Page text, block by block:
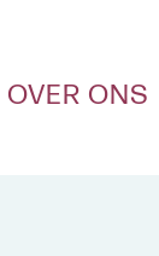
OVER ONS